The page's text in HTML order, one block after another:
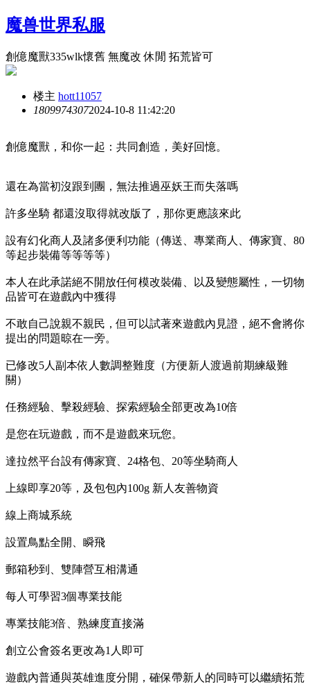
魔兽世界私服
創億魔獸335wlk懷舊 無魔改 休閒 拓荒皆可
楼主 hott11057
18099743072024-10-8 11:42:20
創億魔獸，和你一起：共同創造，美好回憶。
還在為當初沒跟到團，無法推過巫妖王而失落嗎
許多坐騎 都還沒取得就改版了，那你更應該來此
設有幻化商人及諸多便利功能（傳送、專業商人、傳家寶、80
等起步裝備等等等等）
本人在此承諾絕不開放任何模改裝備、以及變態屬性，一切物
品皆可在遊戲內中獲得
不敢自己說親不親民，但可以試著來遊戲內見證，絕不會將你
提出的問題晾在一旁。
已修改5人副本依人數調整難度（方便新人渡過前期練級難
關）
任務經驗、擊殺經驗、探索經驗全部更改為10倍
是您在玩遊戲，而不是遊戲來玩您。
達拉然平台設有傳家寶、24格包、20等坐騎商人
上線即享20等，及包包內100g 新人友善物資
線上商城系統
設置鳥點全開、瞬飛
郵箱秒到、雙陣營互相溝通
每人可學習3個專業技能
專業技能3倍、熟練度直接滿
創立公會簽名更改為1人即可
遊戲內普通與英雄進度分開，確保帶新人的同時可以繼續拓荒